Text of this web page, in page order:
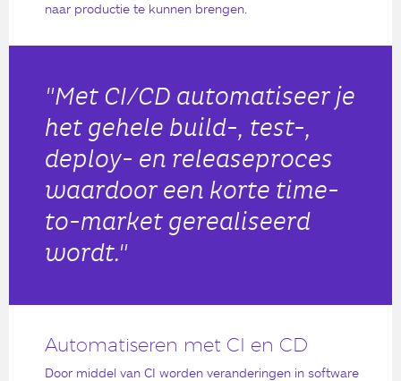
naar productie te kunnen brengen.
"Met CI/CD automatiseer je
het gehele build-, test-,
deploy- en releaseproces
waardoor een korte time-
to-market gerealiseerd
wordt."
Automatiseren met CI en CD
Door middel van CI worden veranderingen in software